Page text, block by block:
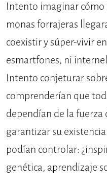
Intento imaginar cómo
monas forrajeras
coexistir y súper-vivir
esmartfones, ni
Intento conjeturar
comprenderían que
dependían de la fuerza
garantizar su
podían controlar:
genética, aprendizaje